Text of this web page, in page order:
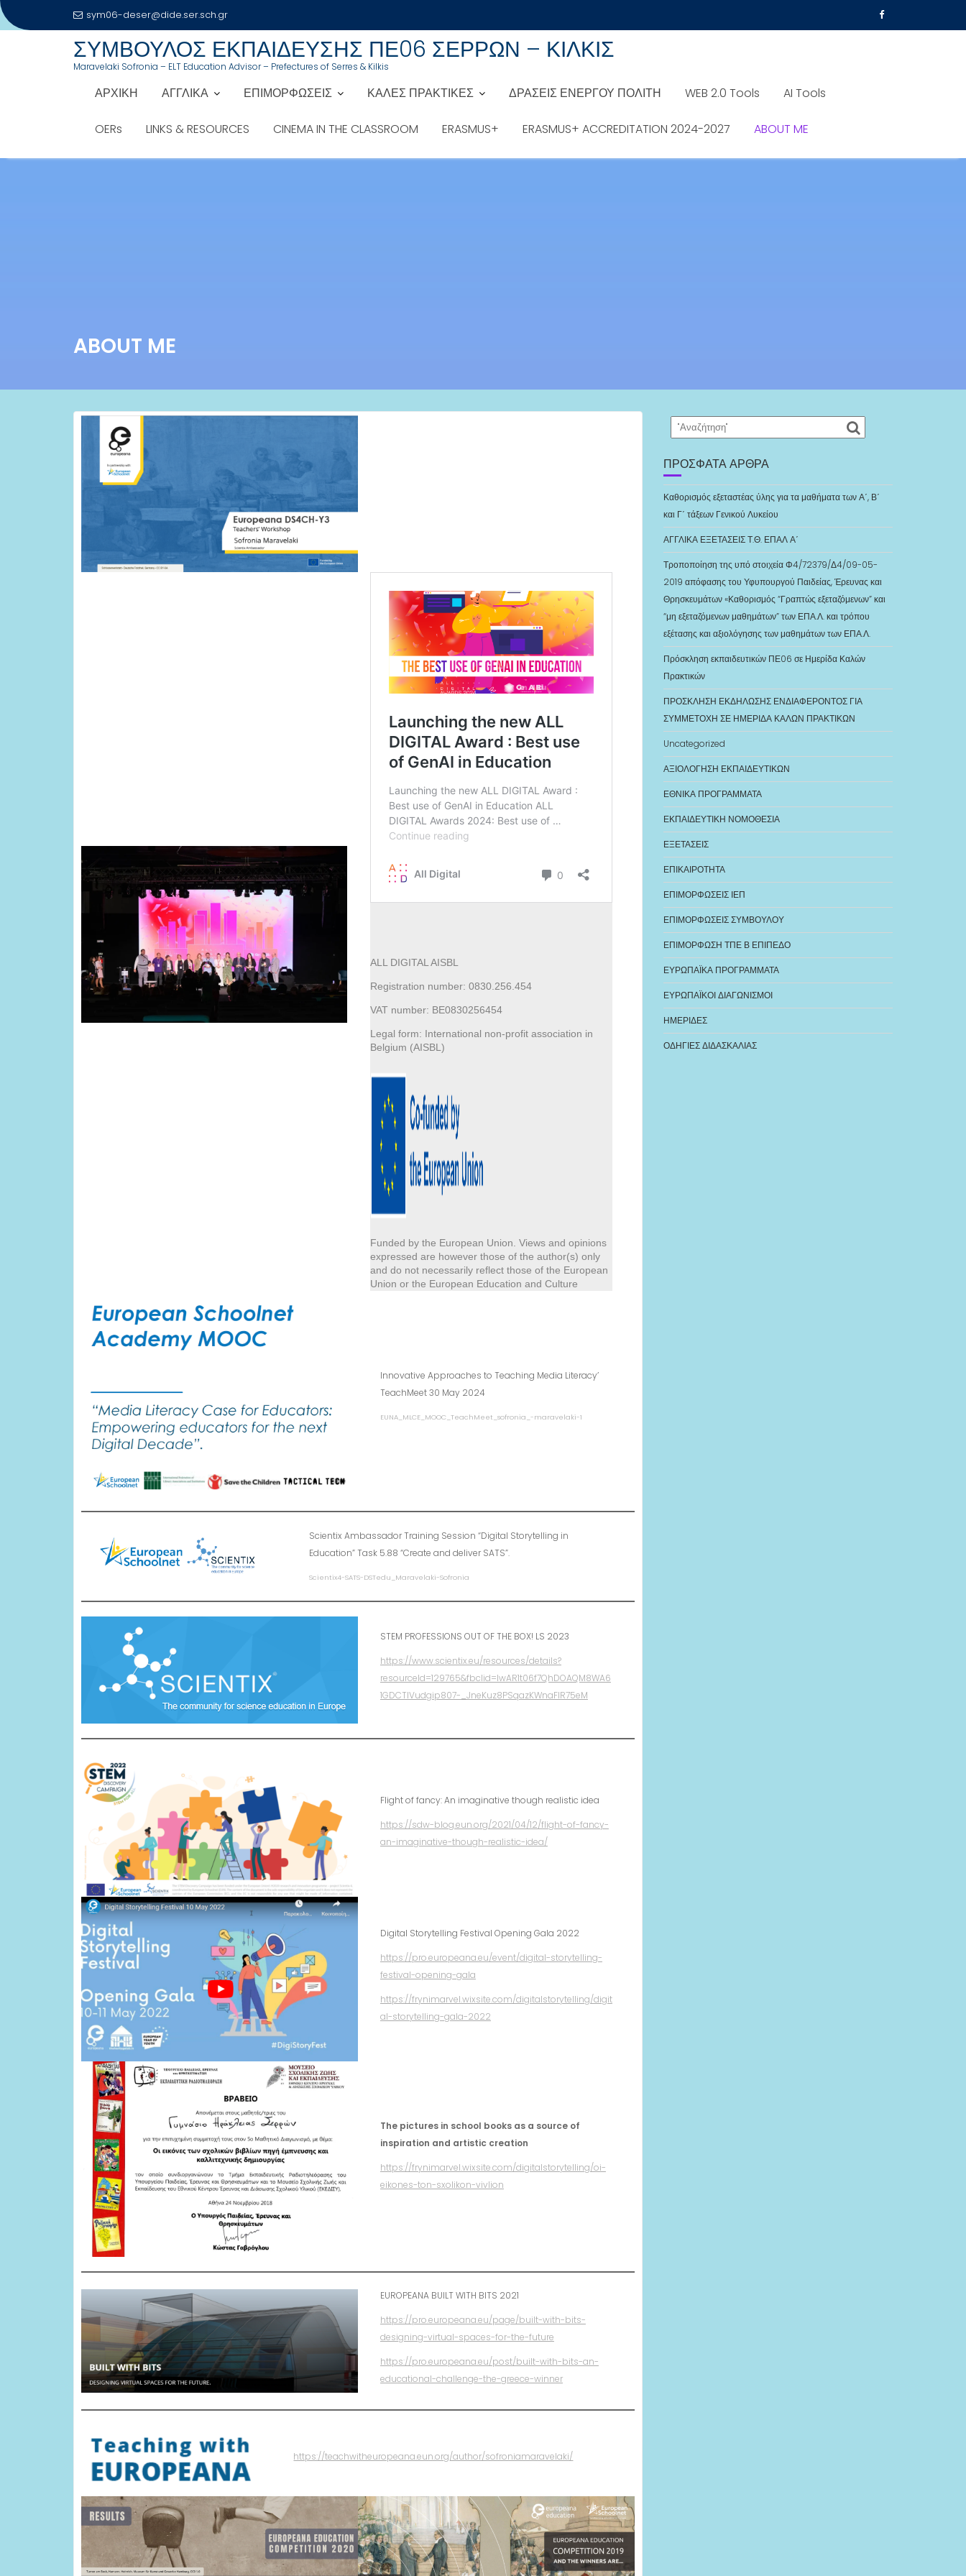
sym06-deser@dide.ser.sch.gr
ΣΥΜΒΟΥΛΟΣ ΕΚΠΑΙΔΕΥΣΗΣ ΠΕ06 ΣΕΡΡΩΝ – ΚΙΛΚΙΣ
Maravelaki Sofronia – ELT Education Advisor – Prefectures of Serres & Kilkis
ΑΡΧΙΚΗ ΑΓΓΛΙΚΑ ΕΠΙΜΟΡΦΩΣΕΙΣ ΚΑΛΕΣ ΠΡΑΚΤΙΚΕΣ ΔΡΑΣΕΙΣ ΕΝΕΡΓΟΥ ΠΟΛΙΤΗ WEB 2.0 Tools AI Tools
OERs LINKS & RESOURCES CINEMA IN THE CLASSROOM ERASMUS+ ERASMUS+ ACCREDITATION 2024-2027 ABOUT ME
ABOUT ME
Innovative Approaches to Teaching Media Literacy’
TeachMeet 30 May 2024
EUNA_MLCE_MOOC_TeachMeet_sofronia_-maravelaki-1
Scientix Ambassador Training Session “Digital Storytelling in
Education” Task 5.88 “Create and deliver SATS”.
Scientix4-SATS-DSTedu_Maravelaki-Sofronia
STEM PROFESSIONS OUT OF THE BOX! LS 2023
https://www.scientix.eu/resources/details?
resourceId=129765&fbclid=IwAR1t06f7QhDOAQM8WA6
1GDCTIVudgip807-_JneKuz8PSqazKWnaFIR75eM
Flight of fancy: An imaginative though realistic idea
https://sdw-blog.eun.org/2021/04/12/flight-of-fancy-
an-imaginative-though-realistic-idea/
Digital Storytelling Festival Opening Gala 2022
https://pro.europeana.eu/event/digital-storytelling-
festival-opening-gala
https://frynimarvel.wixsite.com/digitalstorytelling/digit
al-storytelling-gala-2022
The pictures in school books as a source of
inspiration and artistic creation
https://frynimarvel.wixsite.com/digitalstorytelling/oi-
eikones-ton-sxolikon-vivlion
EUROPEANA BUILT WITH BITS 2021
https://pro.europeana.eu/page/built-with-bits-
designing-virtual-spaces-for-the-future
https://pro.europeana.eu/post/built-with-bits-an-
educational-challenge-the-greece-winner
https://teachwitheuropeana.eun.org/author/sofroniamaravelaki/
ΠΡΌΣΦΑΤΑ ΆΡΘΡΑ
Καθορισμός εξεταστέας ύλης για τα μαθήματα των Α΄, Β΄
και Γ΄ τάξεων Γενικού Λυκείου
ΑΓΓΛΙΚΑ ΕΞΕΤΑΣΕΙΣ Τ.Θ. ΕΠΑΛ Α΄
Τροποποίηση της υπό στοιχεία Φ4/72379/Δ4/09-05-
2019 απόφασης του Υφυπουργού Παιδείας, Έρευνας και
Θρησκευμάτων «Καθορισμός “Γραπτώς εξεταζόμενων” και
“μη εξεταζόμενων μαθημάτων” των ΕΠΑ.Λ. και τρόπου
εξέτασης και αξιολόγησης των μαθημάτων των ΕΠΑ.Λ.
Πρόσκληση εκπαιδευτικών ΠΕ06 σε Ημερίδα Καλών
Πρακτικών
ΠΡΟΣΚΛΗΣΗ ΕΚΔΗΛΩΣΗΣ ΕΝΔΙΑΦΕΡΟΝΤΟΣ ΓΙΑ
ΣΥΜΜΕΤΟΧΗ ΣΕ ΗΜΕΡΙΔΑ ΚΑΛΩΝ ΠΡΑΚΤΙΚΩΝ
Uncategorized
ΑΞΙΟΛΟΓΗΣΗ ΕΚΠΑΙΔΕΥΤΙΚΩΝ
ΕΘΝΙΚΑ ΠΡΟΓΡΑΜΜΑΤΑ
ΕΚΠΑΙΔΕΥΤΙΚΗ ΝΟΜΟΘΕΣΙΑ
ΕΞΕΤΑΣΕΙΣ
ΕΠΙΚΑΙΡΟΤΗΤΑ
ΕΠΙΜΟΡΦΩΣΕΙΣ ΙΕΠ
ΕΠΙΜΟΡΦΩΣΕΙΣ ΣΥΜΒΟΥΛΟΥ
ΕΠΙΜΟΡΦΩΣΗ ΤΠΕ Β ΕΠΙΠΕΔΟ
ΕΥΡΩΠΑΪΚΑ ΠΡΟΓΡΑΜΜΑΤΑ
ΕΥΡΩΠΑΪΚΟΙ ΔΙΑΓΩΝΙΣΜΟΙ
ΗΜΕΡΙΔΕΣ
ΟΔΗΓΙΕΣ ΔΙΔΑΣΚΑΛΙΑΣ